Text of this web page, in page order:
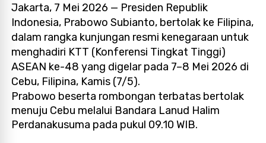
Jakarta, 7 Mei 2026 — Presiden Republik
Indonesia, Prabowo Subianto, bertolak ke Filipina,
dalam rangka kunjungan resmi kenegaraan untuk
menghadiri KTT (Konferensi Tingkat Tinggi)
ASEAN ke-48 yang digelar pada 7–8 Mei 2026 di
Cebu, Filipina, Kamis (7/5).
Prabowo beserta rombongan terbatas bertolak
menuju Cebu melalui Bandara Lanud Halim
Perdanakusuma pada pukul 09.10 WIB.